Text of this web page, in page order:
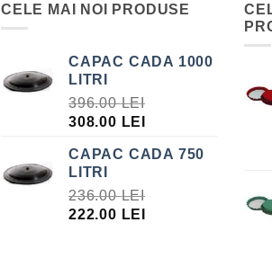
CELE MAI NOI PRODUSE
CAPAC CADA 1000
LITRI
396.00LEI
PREȚUL
A
FOST:
396.00 LEI.
308.00 LEI
ESTE:
CAPAC CADA 750
LITRI
236.00LEI
PREȚUL
222.00 LEI